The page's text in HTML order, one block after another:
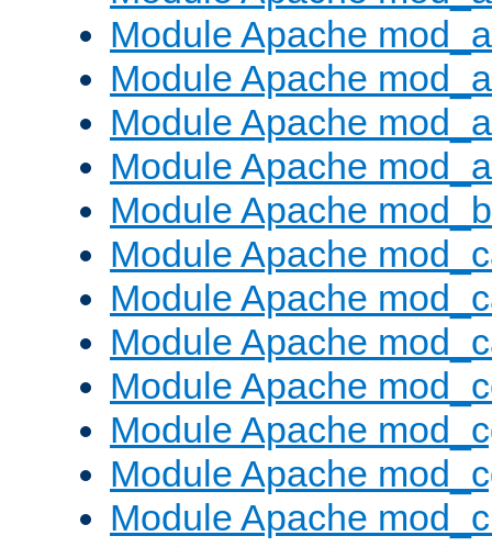
Module Apache
Module Apache
Module Apache
Module Apache
Module Apache
Module Apache
Module Apache
Module Apache
Module Apache
Module Apache
Module Apache
Module Apache